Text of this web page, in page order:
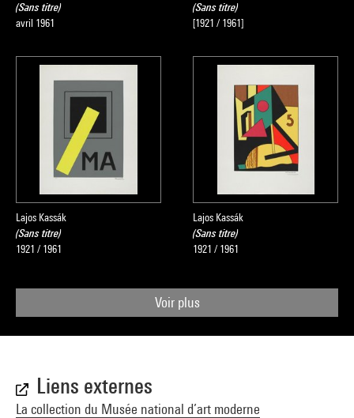
(Sans titre)
avril 1961
(Sans titre)
[1921 / 1961]
Lajos Kassák
(Sans titre)
1921 / 1961
Lajos Kassák
(Sans titre)
1921 / 1961
Voir plus
Liens externes
La collection du Musée national d’art moderne